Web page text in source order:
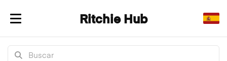
Alternar navegaciónRitchie Hub